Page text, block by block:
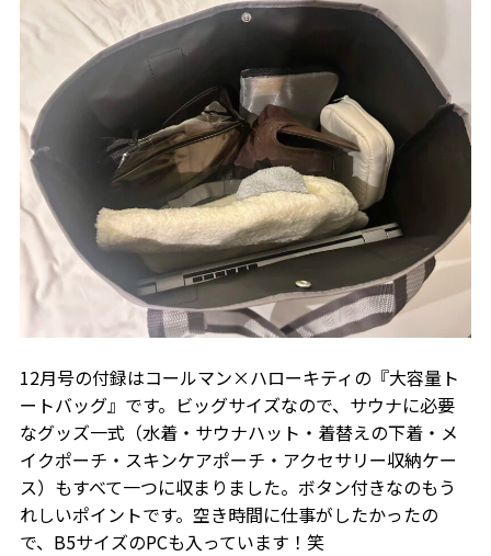
12月号の付録はコールマン×ハローキティの『大容量ト
ートバッグ』です。ビッグサイズなので、サウナに必要
なグッズ一式（水着・サウナハット・着替えの下着・メ
イクポーチ・スキンケアポーチ・アクセサリー収納ケー
ス）もすべて一つに収まりました。ボタン付きなのもう
れしいポイントです。空き時間に仕事がしたかったの
で、B5サイズのPCも入っています！笑